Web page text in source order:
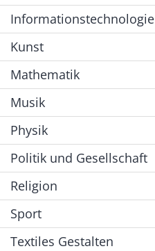
Informationstechnologie
Kunst
Mathematik
Musik
Physik
Politik und Gesellschaft
Religion
Sport
Textiles Gestalten